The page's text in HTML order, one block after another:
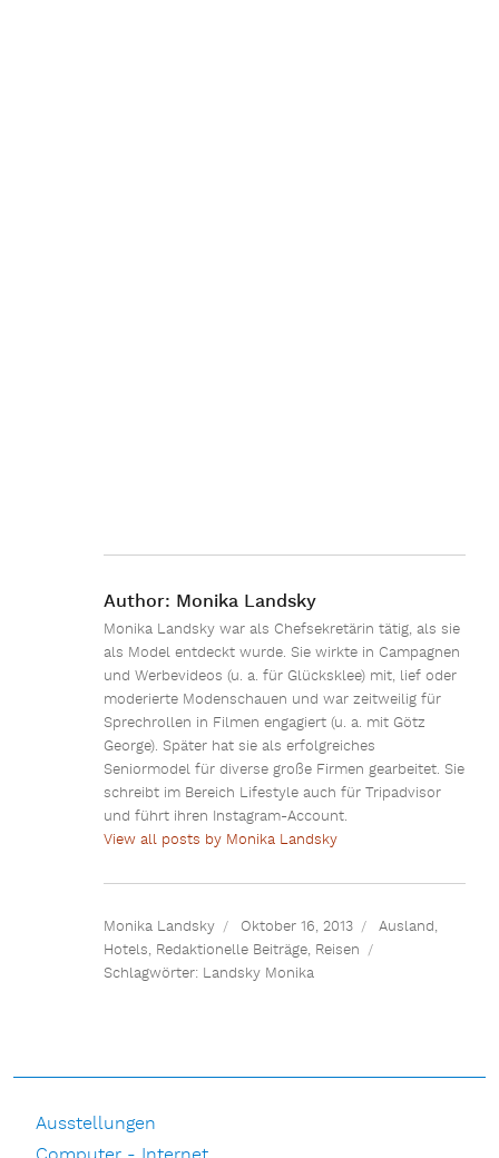
Author: Monika Landsky
Monika Landsky war als Chefsekretärin tätig, als sie
als Model entdeckt wurde. Sie wirkte in Campagnen
und Werbevideos (u. a. für Glücksklee) mit, lief oder
moderierte Modenschauen und war zeitweilig für
Sprechrollen in Filmen engagiert (u. a. mit Götz
George). Später hat sie als erfolgreiches
Seniormodel für diverse große Firmen gearbeitet. Sie
schreibt im Bereich Lifestyle auch für Tripadvisor
und führt ihren Instagram-Account.
View all posts by Monika Landsky
Monika Landsky Oktober 16, 2013 Ausland,
Hotels, Redaktionelle Beiträge, Reisen
Schlagwörter: Landsky Monika
Ausstellungen